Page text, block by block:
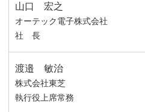
山口 宏之
オーテック電子株式会社
社 長
渡邉 敏治
株式会社東芝
執行役上席常務